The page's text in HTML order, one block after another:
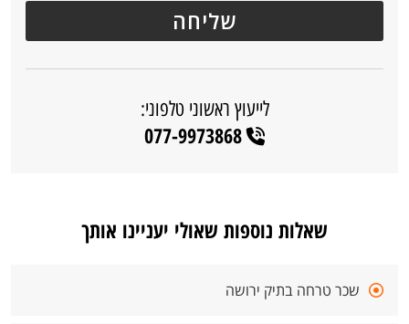
לייעוץ ראשוני טלפוני:
077-9973868
שאלות נוספות שאולי יעניינו אותך
שכר טרחה בתיק ירושה